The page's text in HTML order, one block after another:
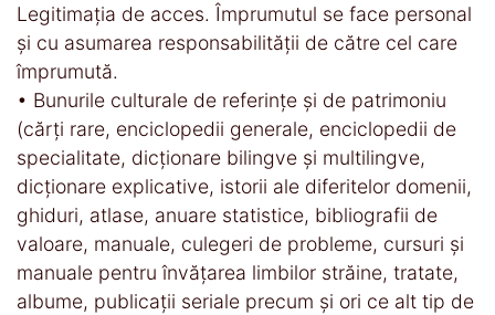
Legitimaţia de acces. Împrumutul se face personal
şi cu asumarea responsabilităţii de către cel care
împrumută.
• Bunurile culturale de referinţe şi de patrimoniu
(cărţi rare, enciclopedii generale, enciclopedii de
specialitate, dicţionare bilingve şi multilingve,
dicţionare explicative, istorii ale diferitelor domenii,
ghiduri, atlase, anuare statistice, bibliografii de
valoare, manuale, culegeri de probleme, cursuri şi
manuale pentru învăţarea limbilor străine, tratate,
albume, publicaţii seriale precum şi ori ce alt tip de